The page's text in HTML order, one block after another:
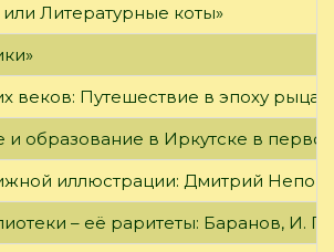
Литературные коты»
веков: Путешествие в эпоху
образование в Иркутске в
иллюстрации: Дмитрий
– её раритеты: Баранов, И.